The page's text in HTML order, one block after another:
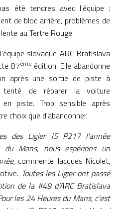
été tendres avec l'équipe :
de bloc arrière, problèmes de
au Tertre Rouge.
slovaque ARC Bratislava
87ème édition. Elle abandonne
après une sortie de piste à
tenté de réparer la voiture
piste. Trop sensible après
choix que d'abandonner.
des Ligier JS P217 l'année
Mans, nous espérions un
commente Jacques Nicolet,
Toutes les Ligier ont passé
de la #49 d'ARC Bratislava
les 24 Heures du Mans, c'est